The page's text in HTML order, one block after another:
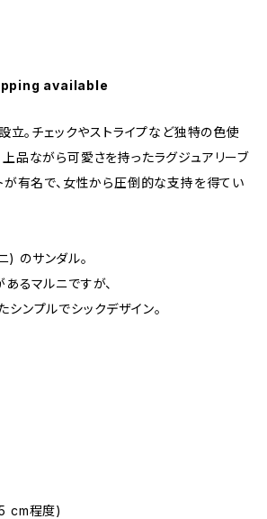
available
立。チェックやストライプなど独特の色使
品ながら可愛さを持ったラグジュアリーブ
が有名で、女性から圧倒的な支持を得てい
のサンダル。
るマルニですが、
ンプルでシックデザイン。
cm程度)